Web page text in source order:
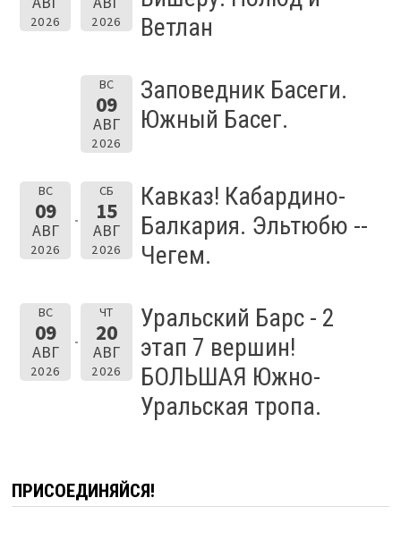
2026 2026
Ветлан
ВС
09
АВГ
2026
Заповедник Басеги.
Южный Басег.
ВС
09
АВГ
2026
СБ
15
АВГ
2026
Кавказ! Кабардино-
Балкария. Эльтюбю --
Чегем.
ВС
09
АВГ
2026
ЧТ
20
АВГ
2026
Уральский Барс - 2
этап 7 вершин!
БОЛЬШАЯ Южно-
Уральская тропа.
ПРИСОЕДИНЯЙСЯ!